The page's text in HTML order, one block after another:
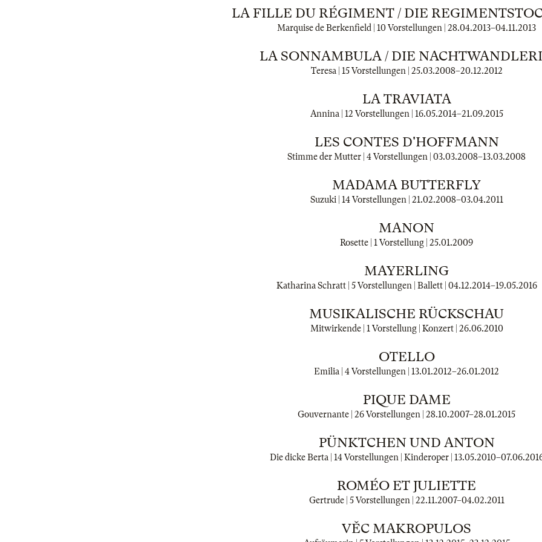
LA FILLE DU RÉGIMENT / DIE
Marquise de Berkenfield | 10 Vorstellungen | 28.04.2013–04.11.2013
LA SONNAMBULA / DIE
Teresa | 15 Vorstellungen | 25.03.2008–20.12.2012
LA TRAVIATA
Annina | 12 Vorstellungen | 16.05.2014–21.09.2015
LES CONTES D'HOFFMANN
Stimme der Mutter | 4 Vorstellungen | 03.03.2008–13.03.2008
MADAMA BUTTERFLY
Suzuki | 14 Vorstellungen | 21.02.2008–03.04.2011
MANON
Rosette | 1 Vorstellung | 25.01.2009
MAYERLING
Katharina Schratt | 5 Vorstellungen | Ballett | 04.12.2014–19.05.2016
MUSIKALISCHE RÜCKSCHAU
Mitwirkende | 1 Vorstellung | Konzert | 26.06.2010
OTELLO
Emilia | 4 Vorstellungen | 13.01.2012–26.01.2012
PIQUE DAME
Gouvernante | 26 Vorstellungen | 28.10.2007–28.01.2015
PÜNKTCHEN UND ANTON
Die dicke Berta | 14 Vorstellungen | Kinderoper | 13.05.2010–
ROMÉO ET JULIETTE
Gertrude | 5 Vorstellungen | 22.11.2007–04.02.2011
VĚC MAKROPULOS